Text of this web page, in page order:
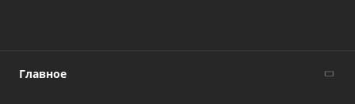
Главное